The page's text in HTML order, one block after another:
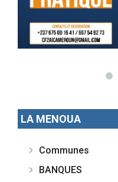
LA MENOUA
Communes
BANQUES